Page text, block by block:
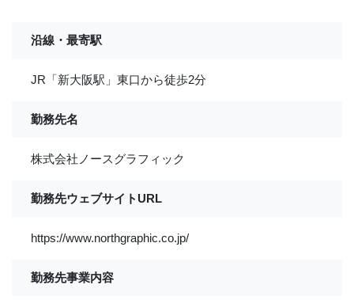
沿線・最寄駅
JR「新大阪駅」東口から徒歩2分
勤務先名
株式会社ノースグラフィック
勤務先ウェブサイトURL
https://www.northgraphic.co.jp/
勤務先事業内容